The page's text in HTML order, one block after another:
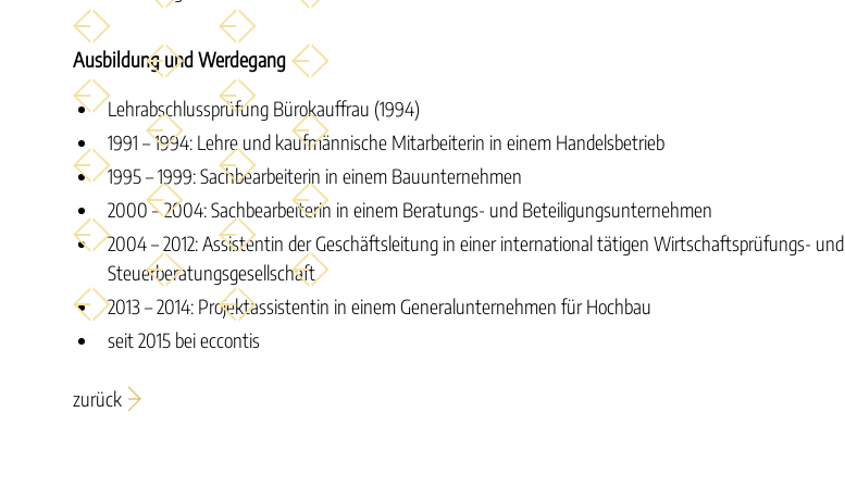
Ausbildung und Werdegang
Lehrabschlussprüfung Bürokauffrau (1994)
1991 – 1994: Lehre und kaufmännische Mitarbeiterin in einem Handelsbetrieb
1995 – 1999: Sachbearbeiterin in einem Bauunternehmen
2000 – 2004: Sachbearbeiterin in einem Beratungs- und Beteiligungsunternehmen
2004 – 2012: Assistentin der Geschäftsleitung in einer international tätigen Wirtschaftsprüfungs- und
Steuerberatungsgesellschaft
2013 – 2014: Projektassistentin in einem Generalunternehmen für Hochbau
seit 2015 bei eccontis
zurück